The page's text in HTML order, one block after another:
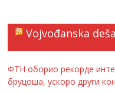
Vojvođanska
ФТН оборио рекорде
бруцоша, ускоро други